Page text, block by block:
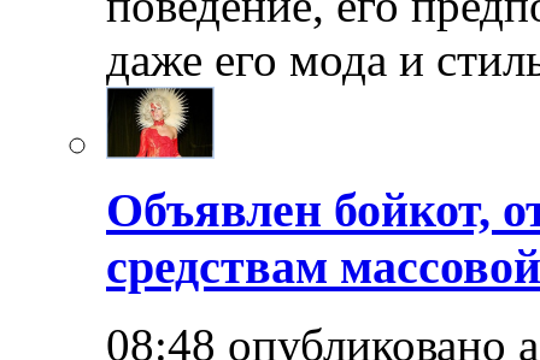
даже его мода и
Объявлен бойкот,
средствам
08:48 опубликовано